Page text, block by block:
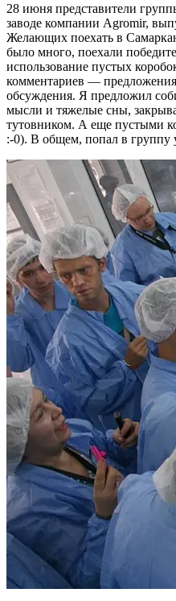
28 июня представители
заводе компании Agromir,
Желающих поехать в
было много, поехали
использование пустых
комментариев —
обсуждения. Я предложил
мысли и тяжелые сны,
тутовником. А еще пустыми
:-0). В общем, попал в группу